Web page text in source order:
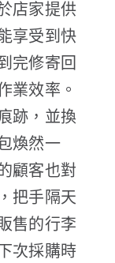
店家提供
享受到快
完修寄回
業效率。
跡，並換
煥然一
顧客也對
把手隔天
售的行李
次採購時